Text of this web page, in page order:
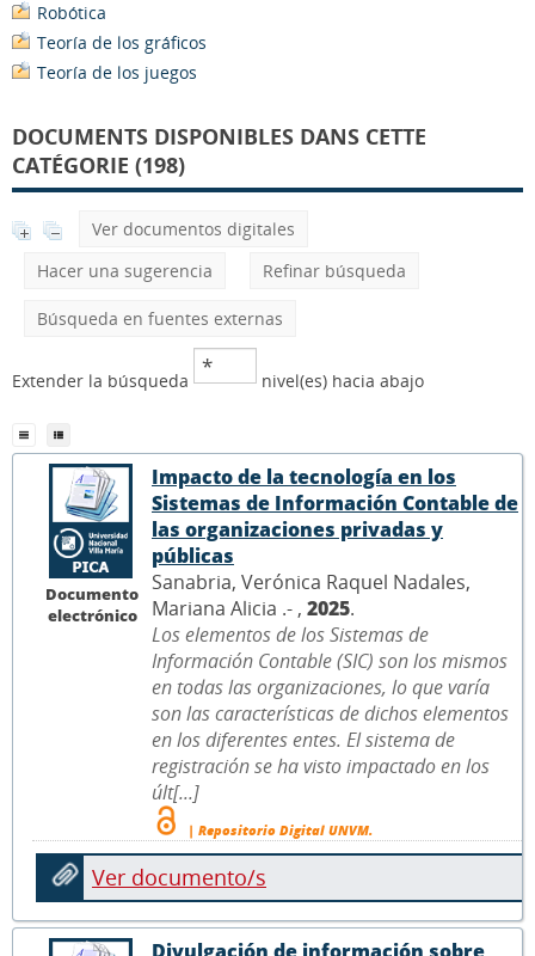
Robótica
Teoría de los gráficos
Teoría de los juegos
DOCUMENTS DISPONIBLES DANS CETTE
CATÉGORIE (198)
Ver documentos digitales
Hacer una sugerencia
Refinar búsqueda
Búsqueda en fuentes externas
Extender la búsqueda nivel(es) hacia abajo
Documento
electrónico
Impacto de la tecnología en los
Sistemas de Información Contable de
las organizaciones privadas y
públicas
Sanabria, Verónica Raquel Nadales,
Mariana Alicia .- , 2025.
Los elementos de los Sistemas de
Información Contable (SIC) son los mismos
en todas las organizaciones, lo que varía
son las características de dichos elementos
en los diferentes entes. El sistema de
registración se ha visto impactado en los
últ[...]
| Repositorio Digital UNVM.
Ver documento/s